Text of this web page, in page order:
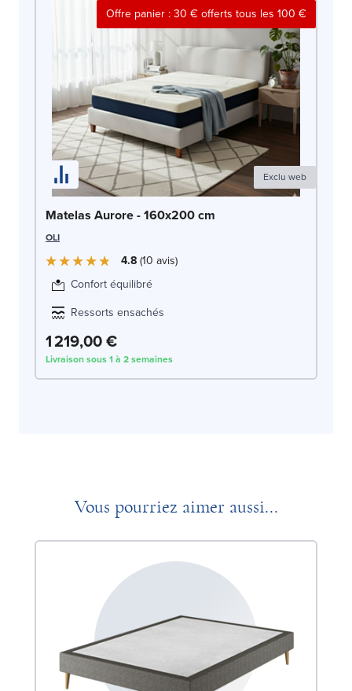
Offre panier : 30 € offerts tous les 100 €
Exclu web
Matelas Aurore - 160x200 cm
OLI
4.8 10 avis
Confort équilibré
Ressorts ensachés
1 219,00 €
Livraison sous 1 à 2 semaines
Vous pourriez aimer aussi...